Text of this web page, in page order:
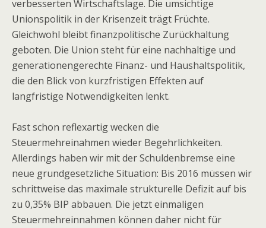
verbesserten Wirtschaftslage. Die umsichtige
Unionspolitik in der Krisenzeit trägt Früchte.
Gleichwohl bleibt finanzpolitische Zurückhaltung
geboten. Die Union steht für eine nachhaltige und
generationengerechte Finanz- und Haushaltspolitik,
die den Blick von kurzfristigen Effekten auf
langfristige Notwendigkeiten lenkt.
Fast schon reflexartig wecken die
Steuermehreinahmen wieder Begehrlichkeiten.
Allerdings haben wir mit der Schuldenbremse eine
neue grundgesetzliche Situation: Bis 2016 müssen wir
schrittweise das maximale strukturelle Defizit auf bis
zu 0,35% BIP abbauen. Die jetzt einmaligen
Steuermehreinnahmen können daher nicht für